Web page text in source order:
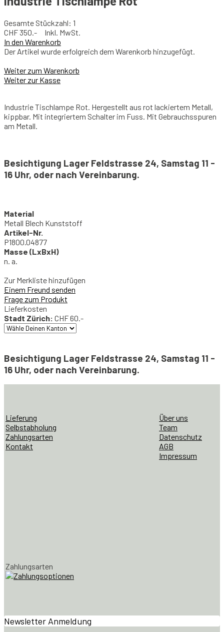
Gesamte Stückzahl: 1
CHF350.- Inkl. MwSt.
In den Warenkorb
Der Artikel wurde erfolgreich dem Warenkorb hinzugefügt.
Weiter zum Warenkorb
Weiter zur Kasse
Industrie Tischlampe Rot. Hergestellt aus rot lackiertem Metall,
kippbar. Mit integriertem Schalter im Fuss. Mit Gebrauchsspuren
am Metall.
Besichtigung Lager Feldstrasse 24, Samstag 11 -
16 Uhr, oder nach Vereinbarung.
Material
Metall Blech Kunststoff
Artikel-Nr.
P1800.04877
Masse (LxBxH)
n. a.
Zur Merkliste hinzufügen
Einem Freund senden
Frage zum Produkt
Lieferkosten
Stadt Zürich: CHF 60.-
Besichtigung Lager Feldstrasse 24, Samstag 11 -
16 Uhr, oder nach Vereinbarung.
Menge
Lieferung
Selbstabholung
Zahlungsarten
Kontakt
Über uns
Team
Datenschutz
AGB
Impressum
Zahlungsarten
Newsletter Anmeldung